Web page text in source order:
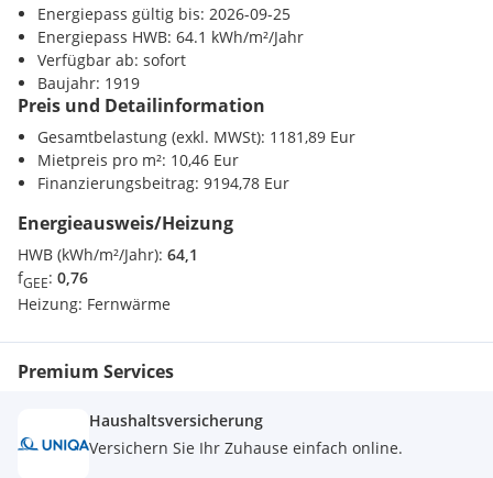
Einkaufszentrum <500m
Verkehr
Autobahnanschluss <7000m
Bahnhof <1000m
Sonstige
Bank <500m
Polizei <10000m
Energiepass gültig bis: 2026-09-25
Energiepass HWB: 64.1 kWh/m²/Jahr
Verfügbar ab: sofort
Baujahr: 1919
Preis und Detailinformation
Gesamtbelastung (exkl. MWSt): 1181,89 Eur
Mietpreis pro m²: 10,46 Eur
Finanzierungsbeitrag: 9194,78 Eur
Energieausweis/Heizung
HWB (kWh/m²/Jahr): 64,1
fGEE: 0,76
Heizung: Fernwärme
Premium Services
Haushaltsversicherung
Versichern Sie Ihr Zuhause einfach online.